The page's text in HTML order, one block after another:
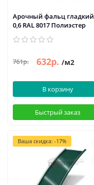
Арочный фальц гладкий
0,6 RAL 8017 Полиэстер
761р. 632р. /м2
В корзину
Быстрый заказ
Ваша скидка: -17%